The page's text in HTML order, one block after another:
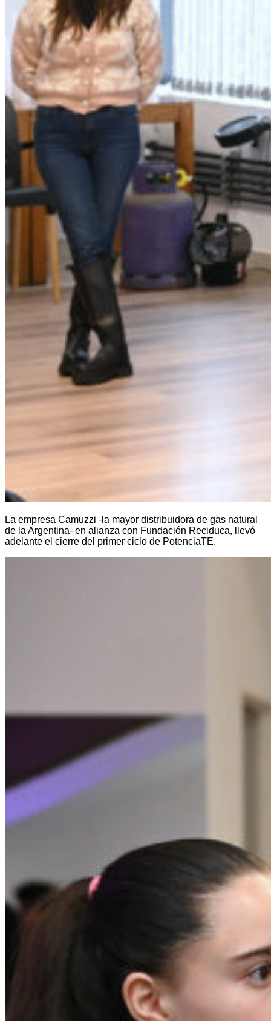
La empresa Camuzzi -la mayor distribuidora de gas natural
de la Argentina- en alianza con Fundación Reciduca, llevó
adelante el cierre del primer ciclo de PotenciaTE.